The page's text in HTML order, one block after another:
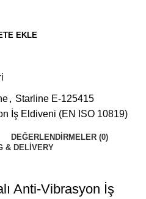
EKLE
, Starline E-125415
İş Eldiveni (EN ISO 10819)
DEĞERLENDIRMELER (0)
& DELIVERY
Anti-Vibrasyon İş